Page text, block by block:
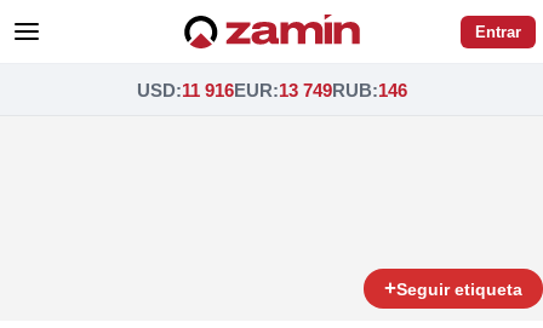
Entrar
USD:11 916EUR:13 749RUB:146
+Seguir etiqueta